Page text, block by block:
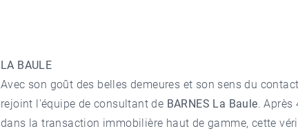
LA BAULE
Avec son goût des belles demeures et son sens du
rejoint l'équipe de consultant de BARNES La Baule. Après
dans la transaction immobilière haut de gamme, cette